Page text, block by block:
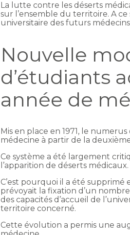
La lutte contre les déserts
sur l’ensemble du territoire. A
universitaire des futurs
Nouvelle
d’étudiants
année de
Mis en place en 1971, le
médecine à partir de la
Ce système a été largement
l’apparition de déserts médicaux.
C’est pourquoi il a été supprimé
prévoyait la fixation d’un
des capacités d’accueil de
territoire concerné.
Cette évolution a permis une